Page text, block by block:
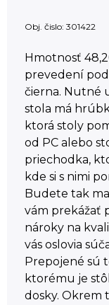
Obj. čislo: 301422
Hmotnosť
prevedení
čierna. Nutné
stola má
ktorá stoly
od PC alebo
priechodka,
kde si s nimi
Budete tak
vám prekážať
nároky na
vás oslovia
Prepojené sú
ktorému je
dosky. Okrem